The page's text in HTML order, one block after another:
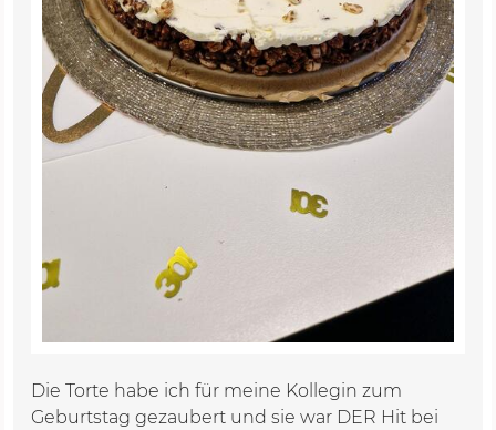
Die Torte habe ich für meine Kollegin zum
Geburtstag gezaubert und sie war DER Hit bei